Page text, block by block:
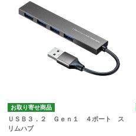
お取り寄せ商品
ＵＳＢ３．２ Ｇｅｎ１ ４ポート ス
リムハブ